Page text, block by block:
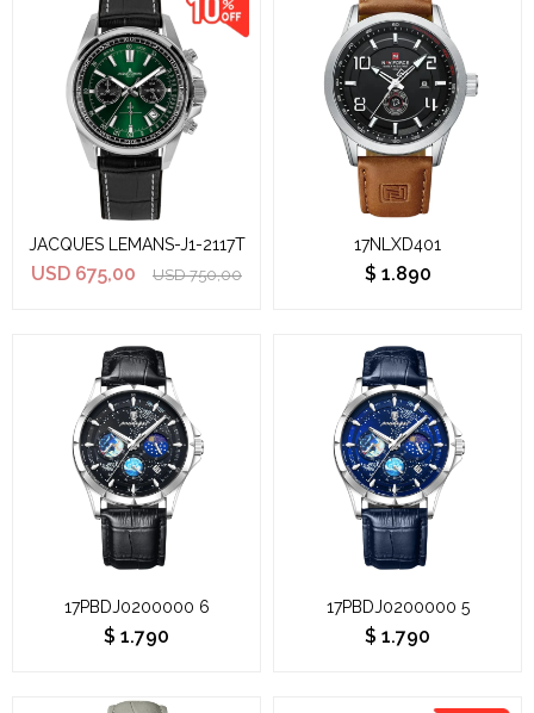
JACQUES LEMANS-J1-2117T
USD 675,00 USD 750,00
17NLXD401
$ 1.890
17PBDJ0200000 6
$ 1.790
17PBDJ0200000 5
$ 1.790